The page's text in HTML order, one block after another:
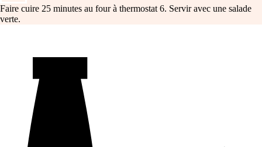
Faire cuire 25 minutes au four à thermostat 6. Servir avec une salade
verte.